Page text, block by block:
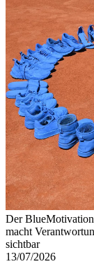
Der
macht
sichtbar
13/07/2026